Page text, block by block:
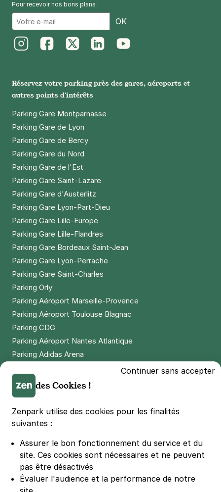
Pour recevoir nos bons plans :
OK
Réservez votre parking près des gares, aéroports et
autres points d'intérêts
Parking Gare Montparnasse
Parking Gare de Lyon
Parking Gare de Bercy
Parking Gare du Nord
Parking Gare de l'Est
Parking Gare Saint-Lazare
Parking Gare d'Austerlitz
Parking Gare Lyon-Part-Dieu
Parking Gare Lille-Europe
Parking Gare Lille-Flandres
Parking Gare Bordeaux Saint-Jean
Parking Gare Lyon-Perrache
Parking Gare Saint-Charles
Parking Orly
Parking Aéroport Marseille-Provence
Parking Aéroport Toulouse Blagnac
Parking CDG
Parking Aéroport Nantes Atlantique
Parking Adidas Arena
Parking LDLC Arena
Parking Stade Pierre Mauroy
Parking Groupama Stadium
Parking Vélodrome
Parking Bercy
Parking La Défense Arena
Parking Les 4 temps
Parking Nation
Continuer sans accepter
des Cookies !
Zenpark utilise des cookies pour les finalités
suivantes :
Assurer le bon fonctionnement du service et du
site. Ces cookies sont nécessaires et ne peuvent
pas être désactivés
Évaluer l'audience et la performance de notre